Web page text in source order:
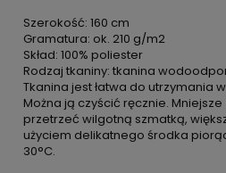
Szerokość: 160 cm
Gramatura: ok. 210 g/m2
Skład: 100% poliester
Rodzaj tkaniny: tkanina
Tkanina jest łatwa do utrzymania
Można ją czyścić ręcznie.
przetrzeć wilgotną szmatką,
użyciem delikatnego środka
30°C.